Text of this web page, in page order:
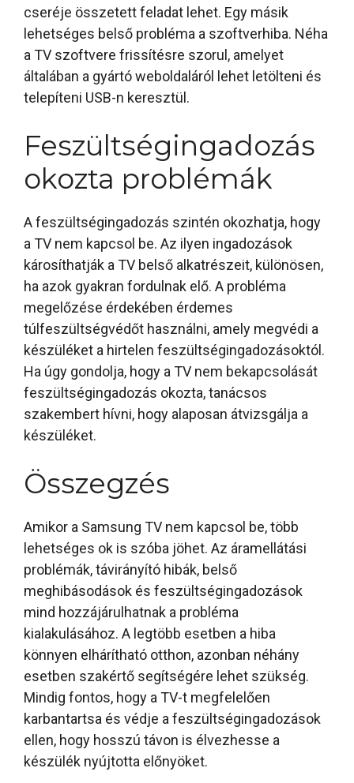
cseréje összetett feladat lehet. Egy másik
lehetséges belső probléma a szoftverhiba. Néha
a TV szoftvere frissítésre szorul, amelyet
általában a gyártó weboldaláról lehet letölteni és
telepíteni USB-n keresztül.
Feszültségingadozás
okozta problémák
A feszültségingadozás szintén okozhatja, hogy
a TV nem kapcsol be. Az ilyen ingadozások
károsíthatják a TV belső alkatrészeit, különösen,
ha azok gyakran fordulnak elő. A probléma
megelőzése érdekében érdemes
túlfeszültségvédőt használni, amely megvédi a
készüléket a hirtelen feszültségingadozásoktól.
Ha úgy gondolja, hogy a TV nem bekapcsolását
feszültségingadozás okozta, tanácsos
szakembert hívni, hogy alaposan átvizsgálja a
készüléket.
Összegzés
Amikor a Samsung TV nem kapcsol be, több
lehetséges ok is szóba jöhet. Az áramellátási
problémák, távirányító hibák, belső
meghibásodások és feszültségingadozások
mind hozzájárulhatnak a probléma
kialakulásához. A legtöbb esetben a hiba
könnyen elhárítható otthon, azonban néhány
esetben szakértő segítségére lehet szükség.
Mindig fontos, hogy a TV-t megfelelően
karbantartsa és védje a feszültségingadozások
ellen, hogy hosszú távon is élvezhesse a
készülék nyújtotta előnyöket.